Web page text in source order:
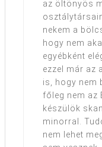
az öltönyös
nekem a
hogy nem
egyébként
ezzel már az
is, hogy nem
főleg nem az
készülök
minorral.
nem lehet